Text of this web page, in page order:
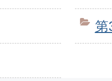
第